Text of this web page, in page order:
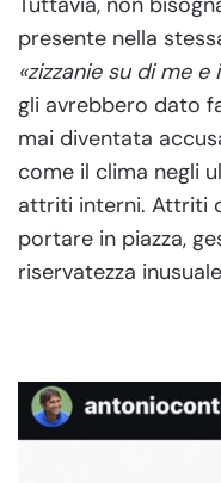
presente nella
«zizzanie su di me
gli avrebbero dato
mai diventata
come il clima negli
attriti interni. Attriti
portare in piazza,
riservatezza